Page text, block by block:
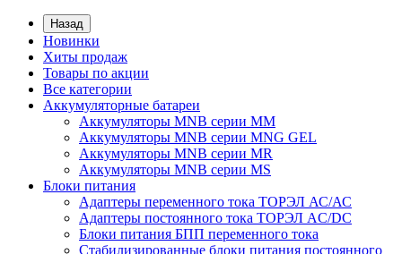
Назад
Новинки
Хиты продаж
Товары по акции
Все категории
Аккумуляторные батареи
Аккумуляторы MNB серии MM
Аккумуляторы MNB серии MNG GEL
Аккумуляторы MNB серии MR
Аккумуляторы MNB серии MS
Блоки питания
Адаптеры переменного тока ТОРЭЛ АС/АС
Адаптеры постоянного тока ТОРЭЛ AC/DC
Блоки питания БПП переменного тока
Стабилизированные блоки питания постоянного